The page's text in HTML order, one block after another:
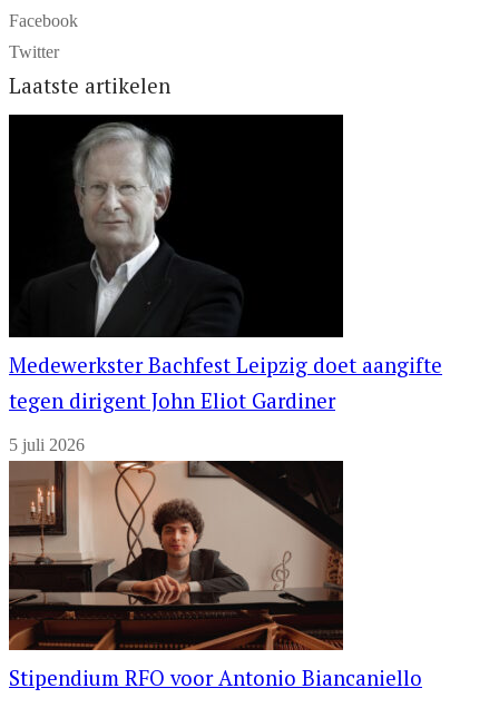
Facebook
Twitter
Laatste artikelen
Medewerkster Bachfest Leipzig doet aangifte
tegen dirigent John Eliot Gardiner
5 juli 2026
Stipendium RFO voor Antonio Biancaniello